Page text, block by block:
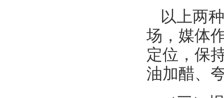
以上两
场，媒体
定位，保
油加醋、